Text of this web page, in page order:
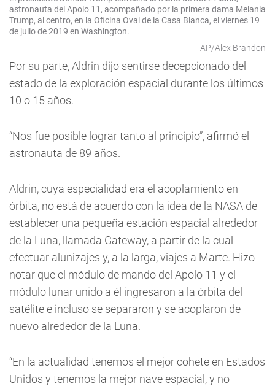
astronauta del Apolo 11, acompañado por la primera dama Melania
Trump, al centro, en la Oficina Oval de la Casa Blanca, el viernes 19
de julio de 2019 en Washington.
AP/Alex Brandon
Por su parte, Aldrin dijo sentirse decepcionado del
estado de la exploración espacial durante los últimos
10 o 15 años.
“Nos fue posible lograr tanto al principio”, afirmó el
astronauta de 89 años.
Aldrin, cuya especialidad era el acoplamiento en
órbita, no está de acuerdo con la idea de la NASA de
establecer una pequeña estación espacial alrededor
de la Luna, llamada Gateway, a partir de la cual
efectuar alunizajes y, a la larga, viajes a Marte. Hizo
notar que el módulo de mando del Apolo 11 y el
módulo lunar unido a él ingresaron a la órbita del
satélite e incluso se separaron y se acoplaron de
nuevo alrededor de la Luna.
“En la actualidad tenemos el mejor cohete en Estados
Unidos y tenemos la mejor nave espacial, y no